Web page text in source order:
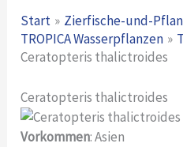
Start
Zierfische-und-
TROPICA Wasserpflanzen
Ceratopteris thalictroides
Ceratopteris thalictroides
Vorkommen: Asien